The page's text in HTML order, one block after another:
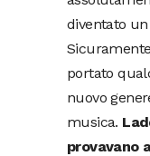
diventato
portato
nuovo
musica.
provavano